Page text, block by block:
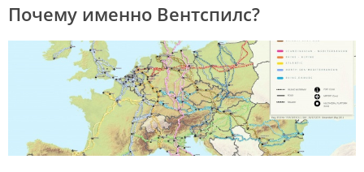
Почему именно Вентспилс?